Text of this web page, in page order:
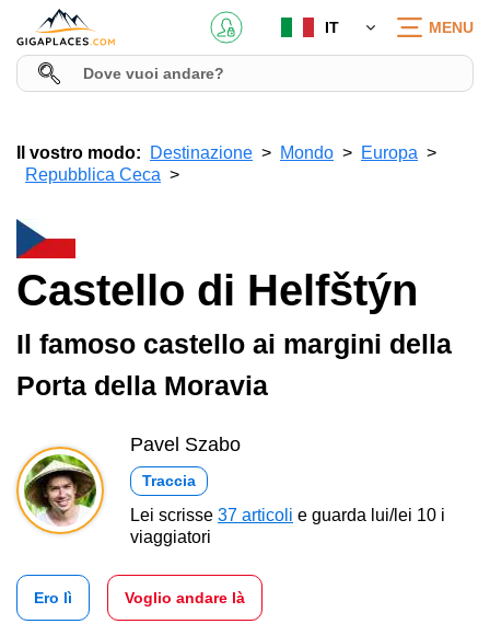
IT MENU
Il vostro modo: Destinazione Mondo
Europa
Repubblica Ceca
Castello di Helfštýn
Il famoso castello ai margini della
Porta della Moravia
Pavel Szabo
Traccia
Lei scrisse 37 articoli e guarda lui/lei 10 i
viaggiatori
Ero lì Voglio andare là